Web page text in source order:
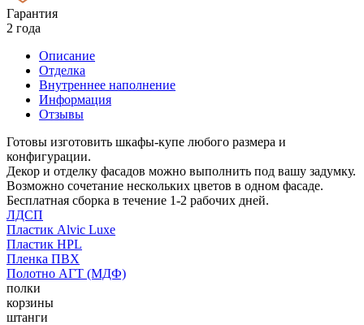
Гарантия
2 года
Описание
Отделка
Внутреннее наполнение
Информация
Отзывы
Готовы изготовить шкафы-купе любого размера и
конфигурации.
Декор и отделку фасадов можно выполнить под вашу задумку.
Возможно сочетание нескольких цветов в одном фасаде.
Бесплатная сборка в течение 1-2 рабочих дней.
ЛДСП
Пластик Alvic Luxe
Пластик HPL
Пленка ПВХ
Полотно АГТ (МДФ)
полки
корзины
штанги